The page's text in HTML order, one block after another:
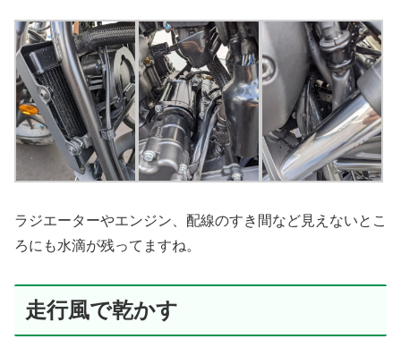
ラジエーターやエンジン、配線のすき間など見えないとこ
ろにも水滴が残ってますね。
走行風で乾かす